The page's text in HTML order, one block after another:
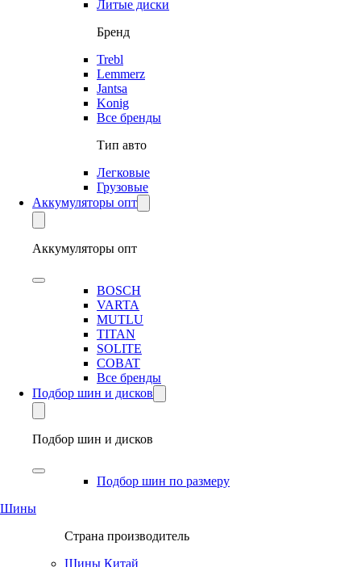
Литые диски
Бренд
Trebl
Lemmerz
Jantsa
Konig
Все бренды
Тип авто
Легковые
Грузовые
Аккумуляторы опт
Аккумуляторы опт
BOSCH
VARTA
MUTLU
TITAN
SOLITE
COBAT
Все бренды
Подбор шин и дисков
Подбор шин и дисков
Подбор шин по размеру
Шины
Страна производитель
Шины Китай